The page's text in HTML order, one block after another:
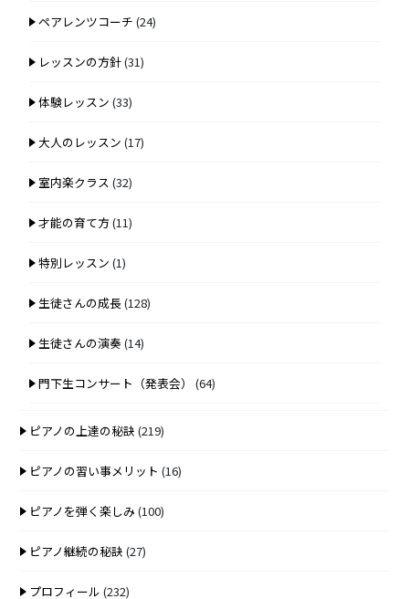
ペアレンツコーチ (24)
レッスンの方針(31)
体験レッスン (33)
大人のレッスン (17)
室内楽クラス (32)
才能の育て方 (11)
特別レッスン (1)
生徒さんの成長(128)
生徒さんの演奏(14)
門下生コンサート（発表会） (64)
ピアノの上達の秘訣 (219)
ピアノの習い事メリット (16)
ピアノを弾く楽しみ(100)
ピアノ継続の秘訣 (27)
プロフィール (232)